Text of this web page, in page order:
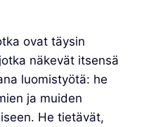
ovat täysin
näkevät itsensä
luomistyötä: he
ja muiden
He tietävät,